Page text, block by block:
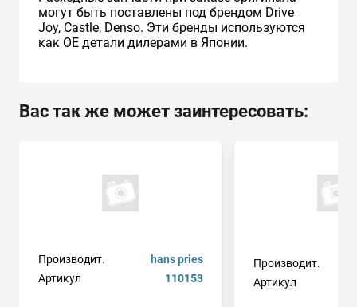
могут быть поставлены под брендом Drive
Joy, Castle, Denso. Эти бренды используются
как ОЕ детали дилерами в Японии.
Вас так же может заинтересовать:
Производит.
hans pries
Артикул
110153
Производит.
Артикул